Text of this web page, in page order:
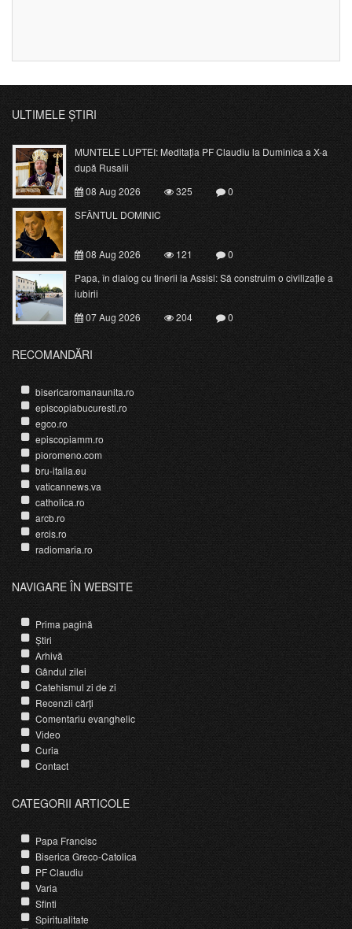
ULTIMELE ȘTIRI
MUNTELE LUPTEI: Meditația PF Claudiu la Duminica a X-a
după Rusalii
08 Aug 2026
325
0
SFÂNTUL DOMINIC
08 Aug 2026 121
0
Papa, în dialog cu tinerii la Assisi: Să construim o civilizație a
iubirii
07 Aug 2026
204 0
RECOMANDĂRI
bisericaromanaunita.ro
episcopiabucuresti.ro
egco.ro
episcopiamm.ro
pioromeno.com
bru-italia.eu
vaticannews.va
catholica.ro
arcb.ro
ercis.ro
radiomaria.ro
NAVIGARE ÎN WEBSITE
Prima pagină
Știri
Arhivă
Gândul zilei
Catehismul zi de zi
Recenzii cărți
Comentariu evanghelic
Video
Curia
Contact
CATEGORII ARTICOLE
Papa Francisc
Biserica Greco-Catolica
PF Claudiu
Varia
Sfinti
Spiritualitate